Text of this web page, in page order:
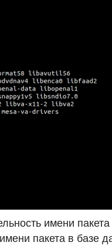
имени пакета
пакета в базе